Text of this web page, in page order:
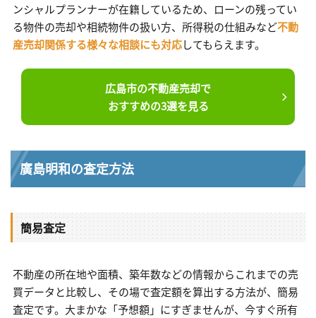
ンシャルプランナーが在籍しているため、ローンの残ってい
る物件の売却や相続物件の扱い方、所得税の仕組みなど不動
産売却関係する様々な相談にも対応してもらえます。
広島市の不動産売却で
おすすめの3選を見る
廣島明和の査定方法
簡易査定
不動産の所在地や面積、築年数などの情報からこれまでの売
買データと比較し、その場で査定額を算出する方法が、簡易
査定です。大まかな「予想額」にすぎませんが、今すぐ所有